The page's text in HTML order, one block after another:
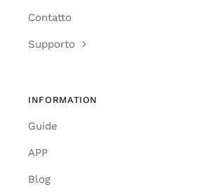
Contatto
Supporto
INFORMATION
Guide
APP
Blog